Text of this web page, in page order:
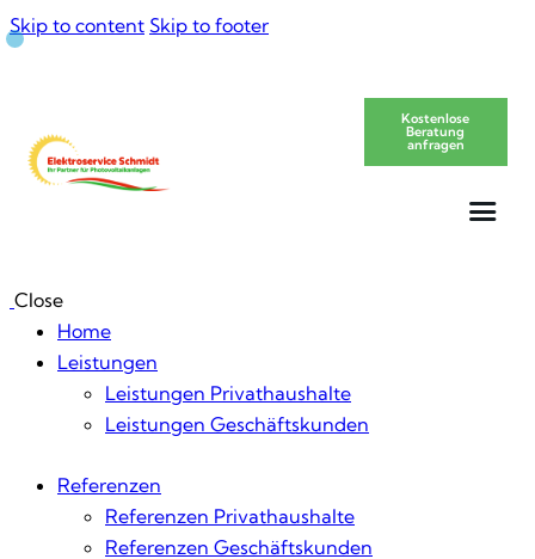
Skip to content Skip to footer
Kostenlose
Beratung
anfragen
Close
Home
Leistungen
Leistungen Privathaushalte
Leistungen Geschäftskunden
Referenzen
Referenzen Privathaushalte
Referenzen Geschäftskunden